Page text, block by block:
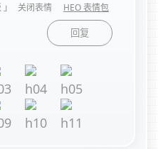
关闭表情 HEO 表情包
回复